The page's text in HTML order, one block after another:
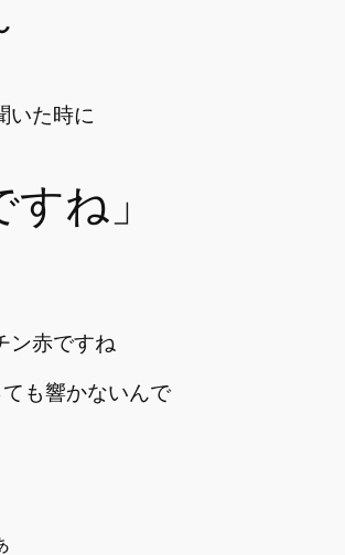
いた時に
ね」
ン赤ですね
も響かないんで